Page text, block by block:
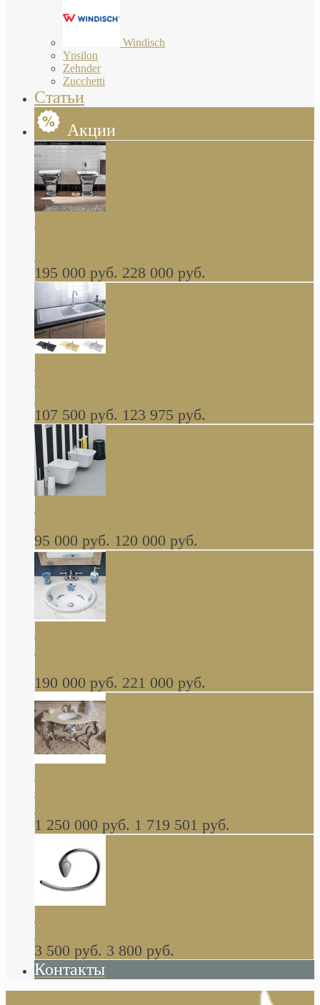
Windisch
Ypsilon
Zehnder
Zucchetti
Статьи
Акции
Butterfly Scarabeo КОМПЛЕКТ санфаянса
глянцевая платина В НАЛИЧИИ
195 000 руб. 228 000 руб.
керамическая мойка 1160 x 510 мм белая,
серая, черная, бежевая В НАЛИЧИИ
107 500 руб. 123 975 руб.
навесное КОМПЛЕКТ
95 000 руб. 120 000 руб.
Decorated Bathroom раковина овальная
встраиваемая для ванной с рисунком синяя
роза В НАЛИЧИИ
190 000 руб. 221 000 руб.
стиле барокко, из массива дерева, светло
коричневый матовый окрас + серебро
1 250 000 руб. 1 719 501 руб.
Khala Colombo аксессуары (серия) В
НАЛИЧИИ
3 500 руб. 3 800 руб.
Контакты